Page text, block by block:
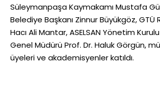
Süleymanpaşa Kaymakamı Mustafa
Belediye Başkanı Zinnur Büyükgöz, GTÜ
Hacı Ali Mantar, ASELSAN Yönetim
Genel Müdürü Prof. Dr. Haluk Görgün,
üyeleri ve akademisyenler katıldı.